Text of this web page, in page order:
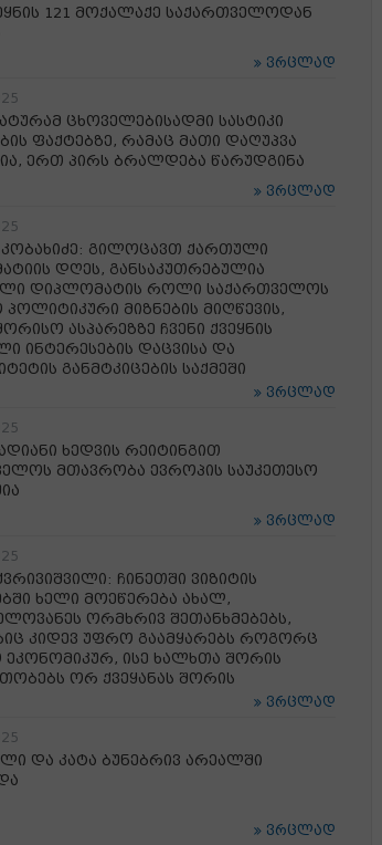
121 მოქალაქე საქართველოდან
ვრცლად
ცხოველებისადმი სასტიკი
ფაქტებზე, რამაც მათი დაღუპვა
ერთ პირს ბრალდება წარუდგინა
ვრცლად
გილოცავთ ქართული
დღეს, განსაკუთრებულია
დიპლომატის როლი საქართველოს
პოლიტიკური მიზნების მიღწევის,
ასპარეზზე ჩვენი ქვეყნის
ინტერესების დაცვისა და
განმტკიცების საქმეში
ვრცლად
ხედვის რეიტინგით
მთავრობა ევროპის საუკეთესო
ვრცლად
ჩინეთში ვიზიტის
ხელი მოეწერება ახალ,
ორმხრივ შეთანხმებებს,
კიდევ უფრო გაამყარებს როგორც
ეკონომიკურ, ისე ხალხთა შორის
ორ ქვეყანას შორის
ვრცლად
და კატა ბუნებრივ არეალში
ვრცლად